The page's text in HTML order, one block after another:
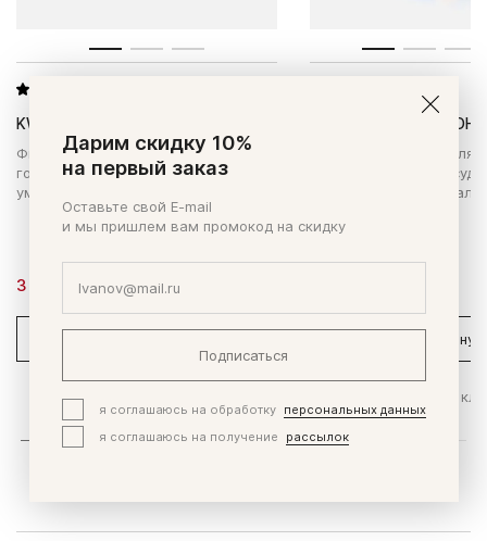
KWC Соевый изофлавон
Фитоэстрогены для нормализации
гормонального баланса,
уменьшения симптомов климакса.
3 850 ₽
KWC Омега-3 EPA&DHA
Омега-3 кислоты - для
работы сердца и
высокой
В корзину
Купить в 1
Дарим скидку 10%
на первый заказ
Оставьте свой E-mail
и мы пришлем вам промокод на скидку
Подписаться
я соглашаюсь на обработку
персональных данных
я соглашаюсь на получение
рассылок